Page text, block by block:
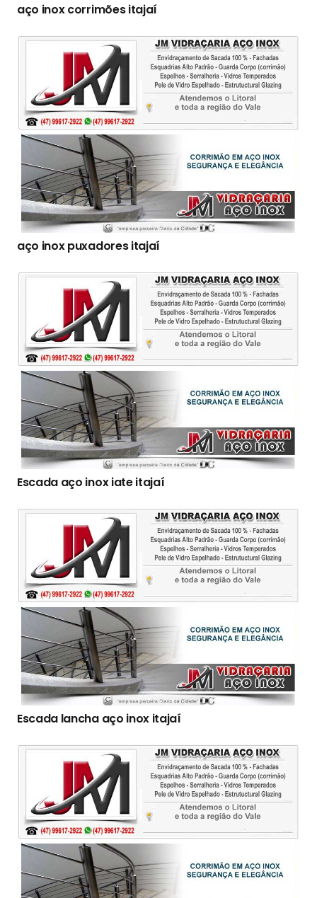
aço inox corrimões itajaí
aço inox puxadores itajaí
Escada aço inox iate itajaí
Escada lancha aço inox itajaí